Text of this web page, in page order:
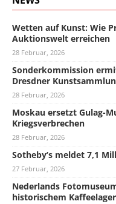
Wetten auf Kunst: Wie
Auktionswelt erreichen
28 Februar, 2026
Sonderkommission
Dresdner
28 Februar, 2026
Moskau ersetzt Gulag-
Kriegsverbrechen
28 Februar, 2026
Sotheby’s meldet 7,1
27 Februar, 2026
Nederlands
historischem